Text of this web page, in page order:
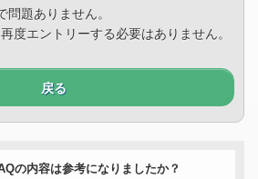
題ありません。
度エントリーする必要はありません。
戻る
の内容は参考になりましたか？